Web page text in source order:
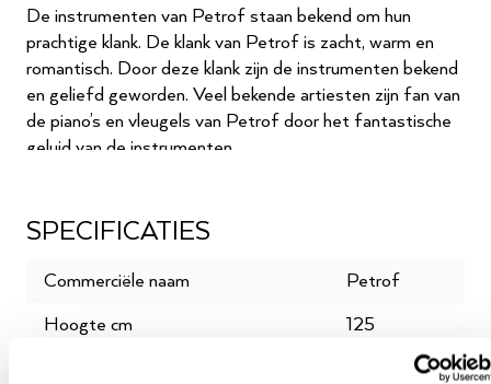
De instrumenten van Petrof staan bekend om hun
prachtige klank. De klank van Petrof is zacht, warm en
romantisch. Door deze klank zijn de instrumenten bekend
en geliefd geworden. Veel bekende artiesten zijn fan van
de piano’s en vleugels van Petrof door het fantastische
geluid van de instrumenten.
De piano’s en vleugels van Petrof hebben veel awards en
hun certificeringen. Zo heeft Petrof een ISO-
op hun instrumenten. Ze hebben de ISO-certificering
mogen ontvangen, omdat ze milieubewust produceren en
SPECIFICATIES
Commerciële naam
Petrof
Hoogte cm
125